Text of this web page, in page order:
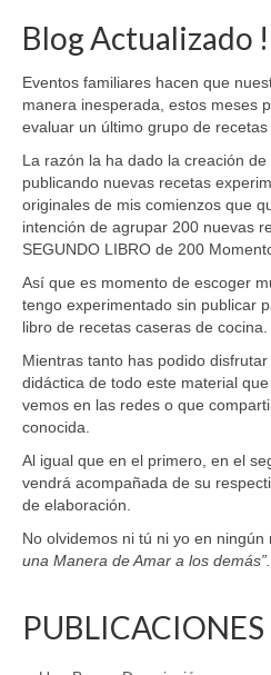
Blog Actualizado
Eventos familiares hacen que
manera inesperada, estos meses
evaluar un último grupo de recetas
La razón la ha dado la creación
publicando nuevas recetas
originales de mis comienzos que
intención de agrupar 200 nuevas
SEGUNDO LIBRO de 200
Así que es momento de escoger
tengo experimentado sin publicar
libro de recetas caseras de cocina.
Mientras tanto has podido
didáctica de todo este material
vemos en las redes o que
conocida.
Al igual que en el primero, en el
vendrá acompañada de su
de elaboración.
No olvidemos ni tú ni yo en ningún
una Manera de Amar a los demás”.
PUBLICACIONES